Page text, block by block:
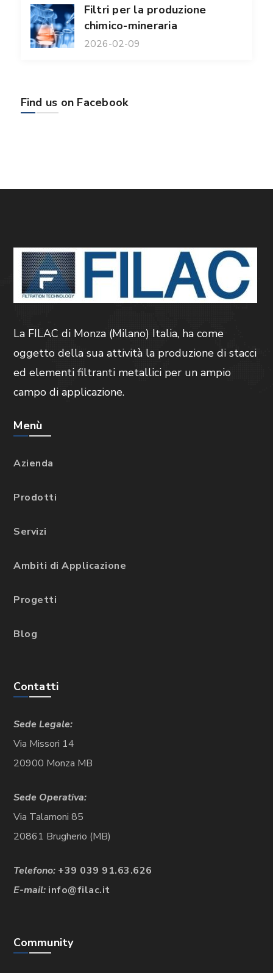
Filtri per la produzione
chimico-mineraria
2026-02-09
Find us on Facebook
La FILAC di Monza (Milano) Italia, ha come
oggetto della sua attività la produzione di stacci
ed elementi filtranti metallici per un ampio
campo di applicazione.
Menù
Azienda
Prodotti
Servizi
Ambiti di Applicazione
Progetti
Blog
Contatti
Sede Legale:
Via Missori 14
20900 Monza MB
Sede Operativa:
Via Talamoni 85
20861 Brugherio (MB)
Telefono: +39 039 91.63.626
E-mail: info@filac.it
Community